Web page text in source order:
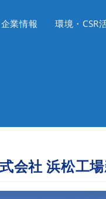
企業情報 環境・CSR
会社 浜松工